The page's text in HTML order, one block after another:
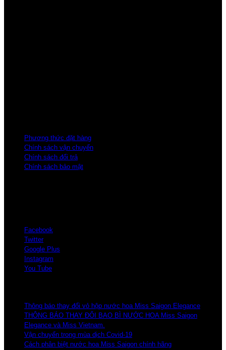
Phương thức đặt hàng
Chính sách vận chuyển
Chính sách đổi trả
Chính sách bảo mật
Facebook
Twitter
Google Plus
Instagram
You Tube
Thông báo thay đổi vỏ hộp nước hoa Miss Saigon Elegance
THÔNG BÁO THAY ĐỔI BAO BÌ NƯỚC HOA Miss Saigon
Elegance và Miss Vietnam.
Vận chuyển trong mùa dịch Covid-19
Cách phân biệt nước hoa Miss Saigon chính hãng